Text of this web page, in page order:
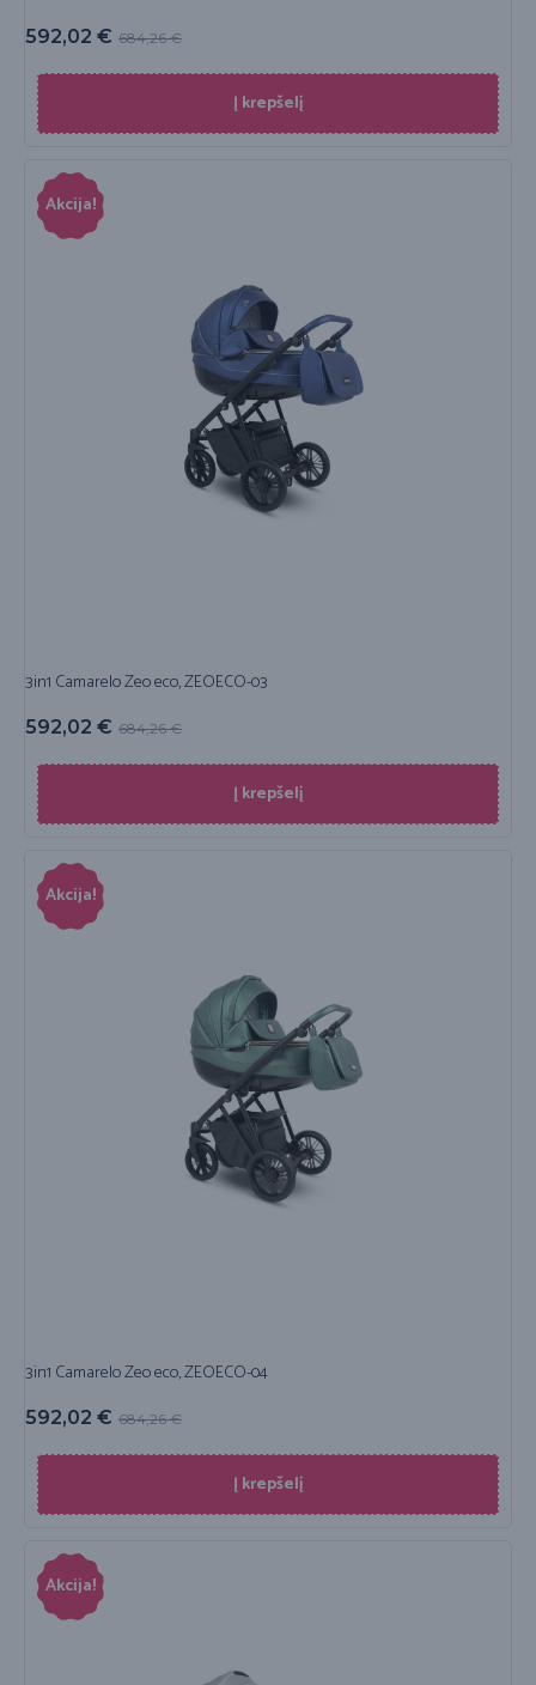
684,26€
592,02 €
Į krepšelį
Akcija!
3in1 Camarelo Zeo eco, ZEOECO-03
684,26€
592,02 €
Į krepšelį
Akcija!
3in1 Camarelo Zeo eco, ZEOECO-04
684,26€
592,02 €
Į krepšelį
Akcija!